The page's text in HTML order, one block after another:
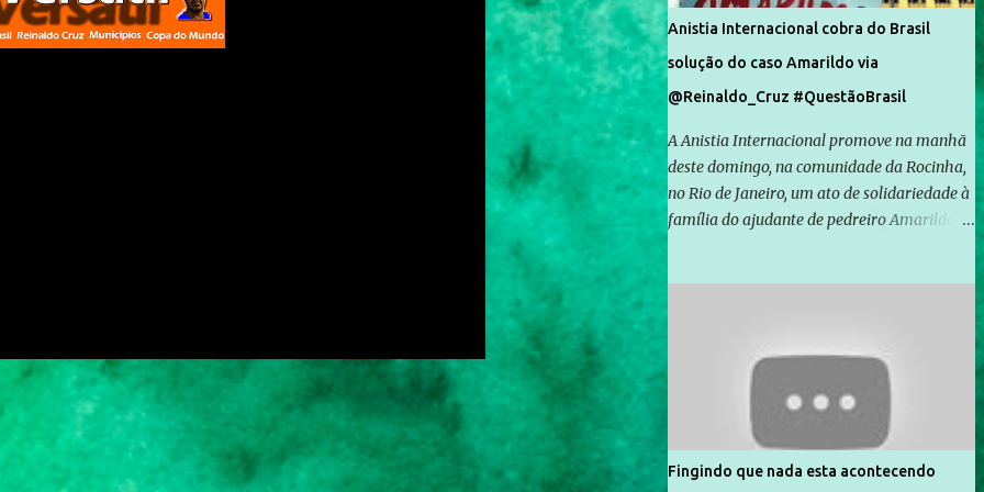
Anistia Internacional cobra do Brasil
solução do caso Amarildo via
@Reinaldo_Cruz #QuestãoBrasil
A Anistia Internacional promove na manhã
deste domingo, na comunidade da Rocinha,
no Rio de Janeiro, um ato de solidariedade à
família do ajudante de pedreiro Amarildo de
Rocinha. A assessora de Direitos Humanos
da Anistia Internacional, Renata Neder, disse
à Agência Brasil que ações e atividades de
mobilização são feitas normalmente pela
organização não governamental. As ações
de solidariedade são promovidas em apoio
Fingindo que nada esta acontecendo